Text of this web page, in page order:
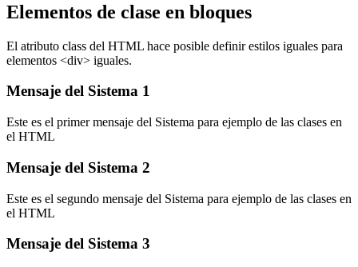
Elementos de clase en bloques
El atributo class del HTML hace posible definir estilos iguales para
elementos <div> iguales.
Mensaje del Sistema 1
Este es el primer mensaje del Sistema para ejemplo de las clases en
el HTML
Mensaje del Sistema 2
Este es el segundo mensaje del Sistema para ejemplo de las clases en
el HTML
Mensaje del Sistema 3